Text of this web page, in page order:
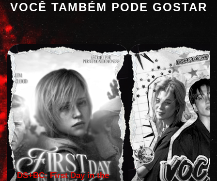
VOCÊ TAMBÉM PODE GOSTAR
DS+BC: First Day in the